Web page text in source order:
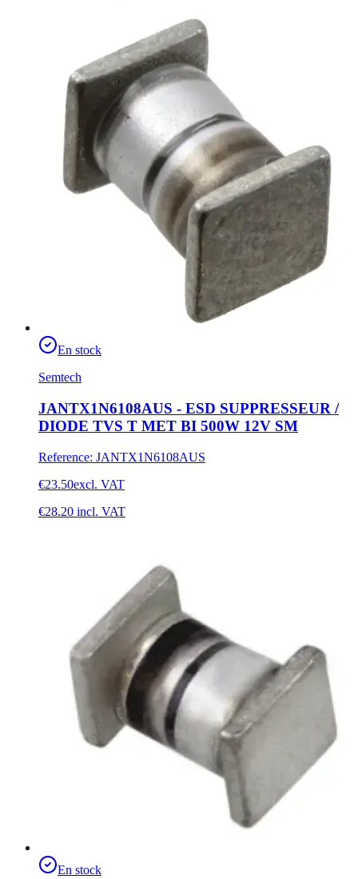
En stock
Semtech
JANTX1N6108AUS - ESD SUPPRESSEUR /
DIODE TVS T MET BI 500W 12V SM
Reference: JANTX1N6108AUS
€23.50excl. VAT
€28.20 incl. VAT
En stock